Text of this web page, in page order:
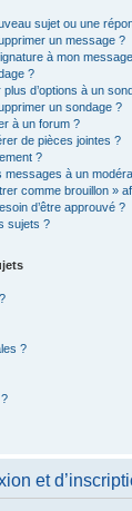
sujet ou une
un message ?
à mon
?
d’options à un
un sondage ?
à un forum ?
de pièces jointes ?
?
messages à un
comme brouillon »
d’être approuvé ?
sujets ?
?
et